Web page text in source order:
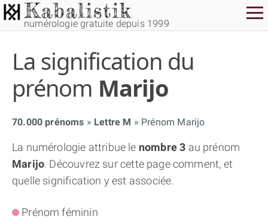
numérologie gratuite depuis 1999
La signification du
prénom Marijo
70.000 prénoms Lettre M Prénom Marijo
La numérologie attribue le nombre 3 au prénom
Marijo. Découvrez sur cette page comment, et
quelle signification y est associée.
Prénom féminin
THÈME GRATUIT
THÈME NUMÉROLOGIQUE APPROFONDI
THÈME TEMPOREL